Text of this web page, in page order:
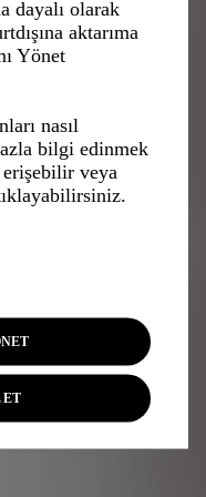
dayalı olarak
aktarıma
Yönet
nasıl
bilgi edinmek
erişebilir veya
ET